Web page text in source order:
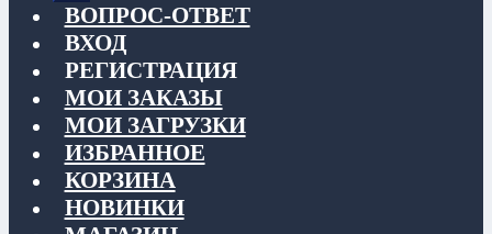
ВОПРОС-ОТВЕТ
ВХОД
РЕГИСТРАЦИЯ
МОИ ЗАКАЗЫ
МОИ ЗАГРУЗКИ
ИЗБРАННОЕ
КОРЗИНА
НОВИНКИ